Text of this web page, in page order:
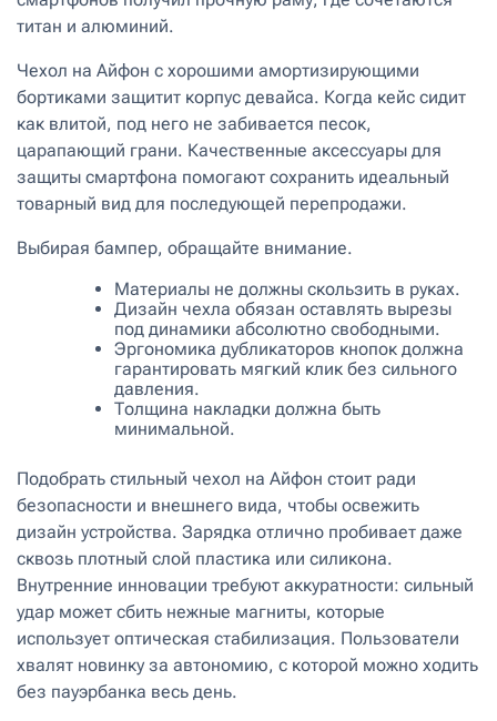
титан и алюминий.
Чехол на Aйфон с хорошими амортизирующими
бортиками защитит корпус девайса. Когда кейс сидит
как влитой, под него не забивается песок,
царапающий грани. Качественные аксессуары для
защиты смартфона помогают сохранить идеальный
товарный вид для последующей перепродажи.
Выбирая бампер, обращайте внимание.
Материалы не должны скользить в руках.
Дизайн чехла обязан оставлять вырезы
под динамики абсолютно свободными.
Эргономика дубликаторов кнопок должна
гарантировать мягкий клик без сильного
давления.
Толщина накладки должна быть
минимальной.
Подобрать стильный чехол на Aйфон стоит ради
безопасности и внешнего вида, чтобы освежить
дизайн устройства. Зарядка отлично пробивает даже
сквозь плотный слой пластика или силикона.
Внутренние инновации требуют аккуратности: сильный
удар может сбить нежные магниты, которые
использует оптическая стабилизация. Пользователи
хвалят новинку за автономию, с которой можно ходить
без пауэрбанка весь день.